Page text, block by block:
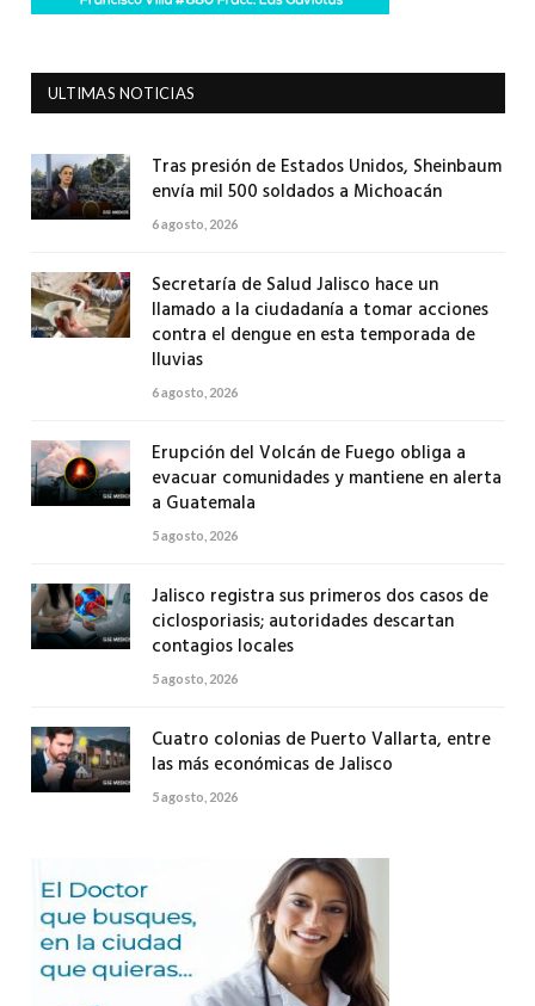
ULTIMAS NOTICIAS
Tras presión de Estados Unidos, Sheinbaum
envía mil 500 soldados a Michoacán
6 agosto, 2026
Secretaría de Salud Jalisco hace un
llamado a la ciudadanía a tomar acciones
contra el dengue en esta temporada de
lluvias
6 agosto, 2026
Erupción del Volcán de Fuego obliga a
evacuar comunidades y mantiene en alerta
a Guatemala
5 agosto, 2026
Jalisco registra sus primeros dos casos de
ciclosporiasis; autoridades descartan
contagios locales
5 agosto, 2026
Cuatro colonias de Puerto Vallarta, entre
las más económicas de Jalisco
5 agosto, 2026